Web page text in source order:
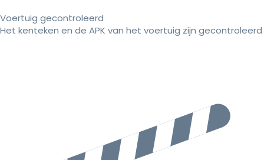
Voertuig gecontroleerd
Het kenteken en de APK van het voertuig zijn gecontroleerd